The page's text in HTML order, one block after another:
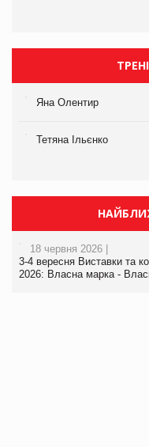
Яна Олентир
Тетяна Ільєнко
18 червня 2026 |
3-4 вересня Виставки та
2026: Власна марка -